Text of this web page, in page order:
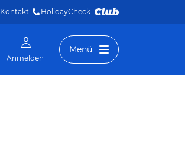
Kontakt HolidayCheck
Anmelden
Menü